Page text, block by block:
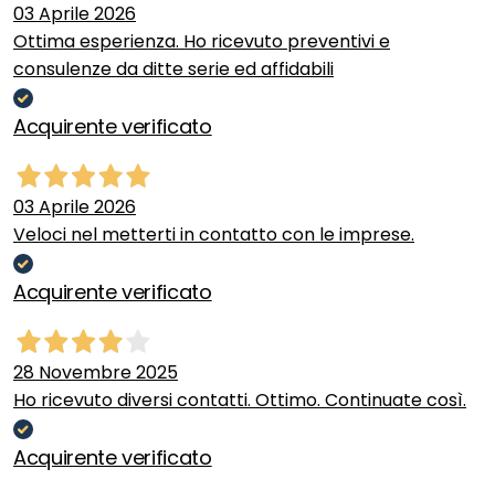
03 Aprile 2026
Ottima esperienza. Ho ricevuto preventivi e
consulenze da ditte serie ed affidabili
Acquirente verificato
03 Aprile 2026
Veloci nel metterti in contatto con le imprese.
Acquirente verificato
28 Novembre 2025
Ho ricevuto diversi contatti. Ottimo. Continuate così.
Acquirente verificato